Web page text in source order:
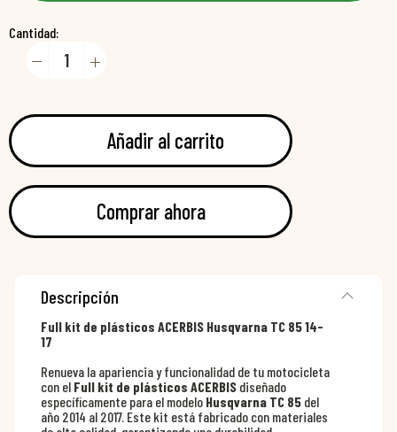
Cantidad:
Añadir al carrito
Comprar ahora
Descripción
Full kit de plásticos ACERBIS Husqvarna TC 85 14-
17
Renueva la apariencia y funcionalidad de tu motocicleta
con el Full kit de plásticos ACERBIS diseñado
específicamente para el modelo Husqvarna TC 85 del
año 2014 al 2017. Este kit está fabricado con materiales